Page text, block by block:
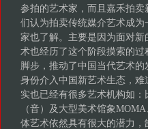
参拍的艺术家，而且嘉禾拍
们认为拍卖传统媒介艺术成
家也了解。主要是因为面对
术也经历了这个阶段摸索的
脚步，推动了中国当代艺术
身份介入中国新艺术生态，
实也已经有很多艺术机构如
（音）及大型美术馆象
体艺术依然具有很大的潜力